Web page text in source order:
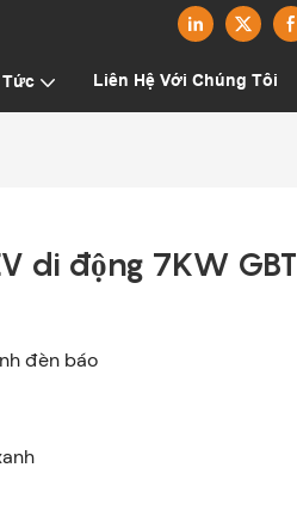
Liên Hệ Với Chúng Tôi
di động 7KW GBT
đèn báo